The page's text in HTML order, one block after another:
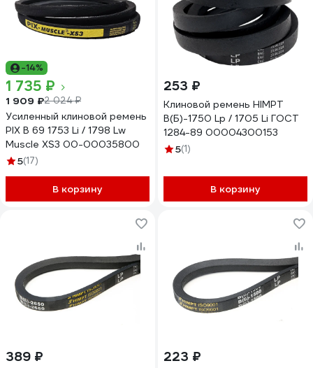
-14%
1 735 ₽
1 909 ₽2 024 ₽
Усиленный клиновой ремень
PIX B 69 1753 Li / 1798 Lw
Muscle XS3 00-00035800
5(17)
В корзину
253 ₽
Клиновой ремень HIMPT
В(Б)-1750 Lp / 1705 Li ГОСТ
1284-89 00004300153
5(1)
В корзину
389 ₽ 223 ₽